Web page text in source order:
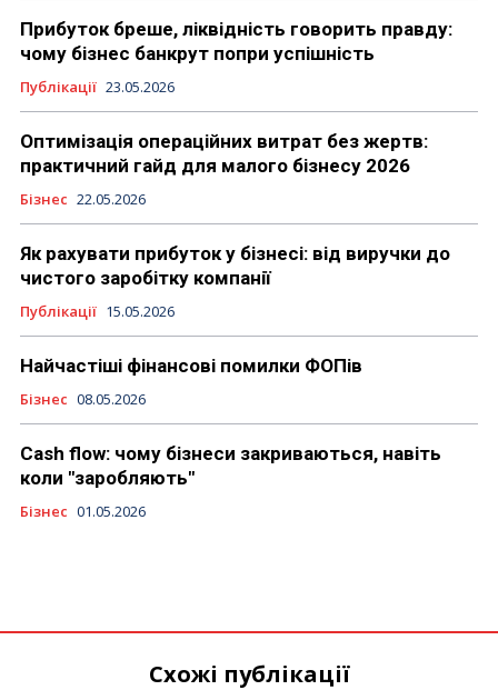
Прибуток бреше, ліквідність говорить правду:
чому бізнес банкрут попри успішність
Публікації 23.05.2026
Оптимізація операційних витрат без жертв:
практичний гайд для малого бізнесу 2026
Бізнес 22.05.2026
Як рахувати прибуток у бізнесі: від виручки до
чистого заробітку компанії
Публікації 15.05.2026
Найчастіші фінансові помилки ФОПів
Бізнес 08.05.2026
Cash flow: чому бізнеси закриваються, навіть
коли "заробляють"
Бізнес 01.05.2026
Схожі публікації